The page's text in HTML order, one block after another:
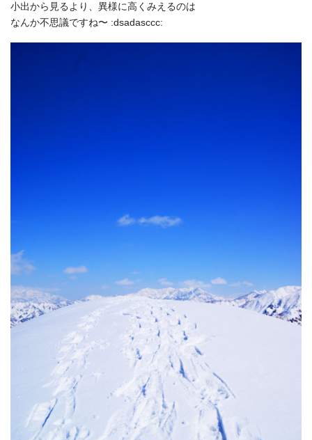
小出から見るより、異様に高くみえるのは
なんか不思議ですね〜 :dsadasccc: